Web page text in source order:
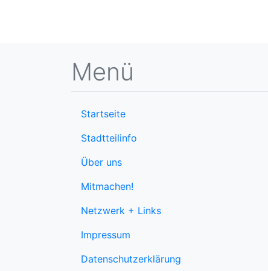
Menü
Startseite
Stadtteilinfo
Über uns
Mitmachen!
Netzwerk + Links
Impressum
Datenschutzerklärung